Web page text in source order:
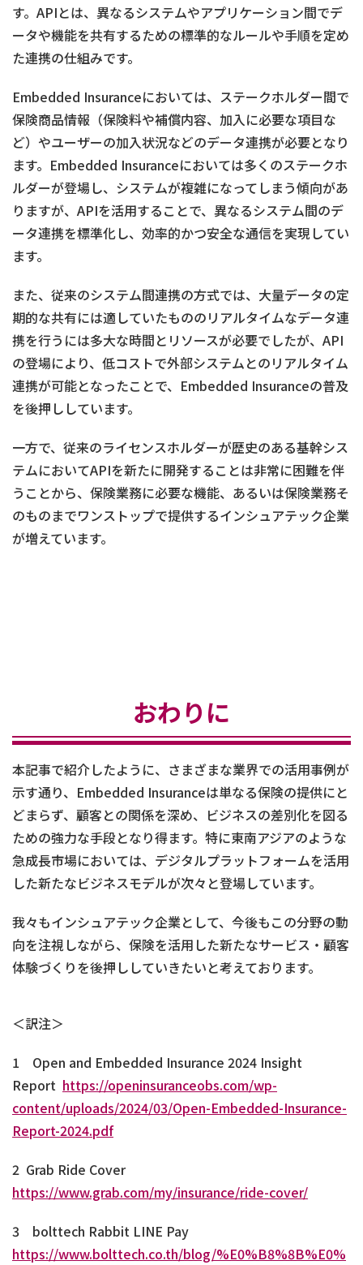
す。APIとは、異なるシステムやアプリケーション間でデ
ータや機能を共有するための標準的なルールや手順を定め
た連携の仕組みです。
Embedded Insuranceにおいては、ステークホルダー間で
保険商品情報（保険料や補償内容、加入に必要な項目な
ど）やユーザーの加入状況などのデータ連携が必要となり
ます。Embedded Insuranceにおいては多くのステークホ
ルダーが登場し、システムが複雑になってしまう傾向があ
りますが、APIを活用することで、異なるシステム間のデ
ータ連携を標準化し、効率的かつ安全な通信を実現してい
ます。
また、従来のシステム間連携の方式では、大量データの定
期的な共有には適していたもののリアルタイムなデータ連
携を行うには多大な時間とリソースが必要でしたが、API
の登場により、低コストで外部システムとのリアルタイム
連携が可能となったことで、Embedded Insuranceの普及
を後押ししています。
一方で、従来のライセンスホルダーが歴史のある基幹シス
テムにおいてAPIを新たに開発することは非常に困難を伴
うことから、保険業務に必要な機能、あるいは保険業務そ
のものまでワンストップで提供するインシュアテック企業
が増えています。
おわりに
本記事で紹介したように、さまざまな業界での活用事例が
示す通り、Embedded Insuranceは単なる保険の提供にと
どまらず、顧客との関係を深め、ビジネスの差別化を図る
ための強力な手段となり得ます。特に東南アジアのような
急成長市場においては、デジタルプラットフォームを活用
した新たなビジネスモデルが次々と登場しています。
我々もインシュアテック企業として、今後もこの分野の動
向を注視しながら、保険を活用した新たなサービス・顧客
体験づくりを後押ししていきたいと考えております。
＜訳注＞
1 Open and Embedded Insurance 2024 Insight
Report https://openinsuranceobs.com/wp-
content/uploads/2024/03/Open-Embedded-Insurance-
Report-2024.pdf
2 Grab Ride Cover
https://www.grab.com/my/insurance/ride-cover/
3 bolttech Rabbit LINE Pay
https://www.bolttech.co.th/blog/%E0%B8%8B%E0%